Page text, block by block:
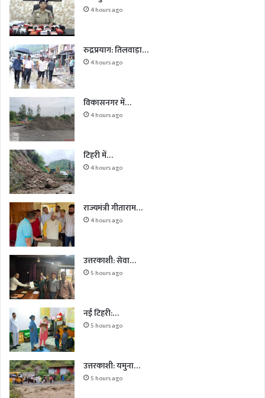
4 hours ago
रुद्रप्रयाग: तिलवाड़ा…
4 hours ago
विकासनगर में…
4 hours ago
टिहरी में…
4 hours ago
राज्यमंत्री गीताराम…
4 hours ago
उत्तरकाशी: सेवा…
5 hours ago
नई टिहरी:…
5 hours ago
उत्तरकाशी: यमुना…
5 hours ago